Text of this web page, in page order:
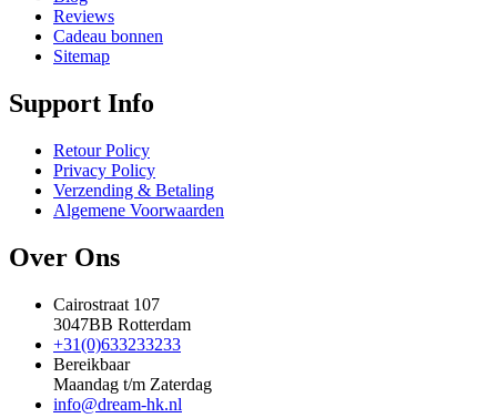
Reviews
Cadeau bonnen
Sitemap
Support Info
Retour Policy
Privacy Policy
Verzending & Betaling
Algemene Voorwaarden
Over Ons
Cairostraat 107
3047BB Rotterdam
+31(0)633233233
Bereikbaar
Maandag t/m Zaterdag
info@dream-hk.nl